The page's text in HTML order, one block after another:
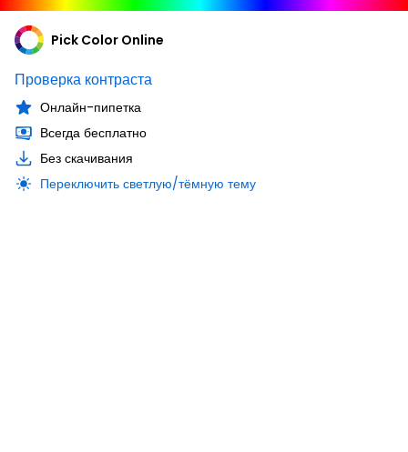
Pick Color Online
Проверка контраста
Онлайн-пипетка
Всегда бесплатно
Без скачивания
Переключить светлую/тёмную тему